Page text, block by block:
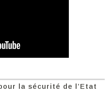
la sécurité de l’Etat